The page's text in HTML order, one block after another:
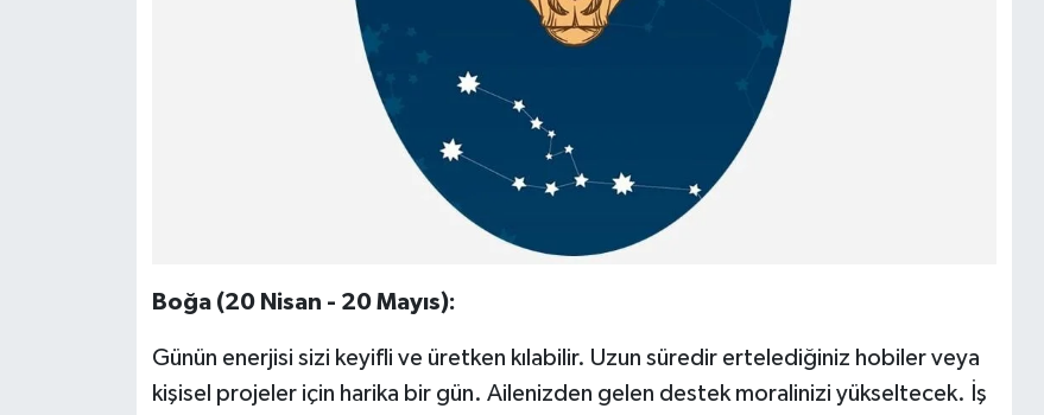
Boğa (20 Nisan - 20 Mayıs):
Günün enerjisi sizi keyifli ve üretken kılabilir. Uzun süredir ertelediğiniz hobiler veya
kişisel projeler için harika bir gün. Ailenizden gelen destek moralinizi yükseltecek. İş